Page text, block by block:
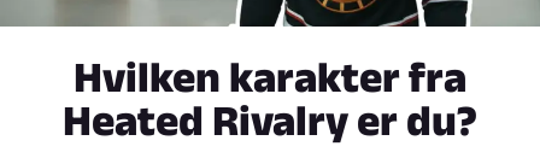
Hvilken karakter fra
Heated Rivalry er du?